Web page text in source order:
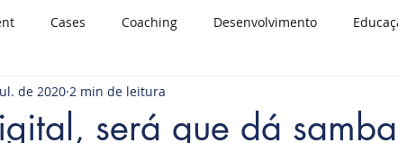
Cases Coaching Desenvolvimento
Mudanças Organizacionais
será que dá
de 2020 2 min de leitura